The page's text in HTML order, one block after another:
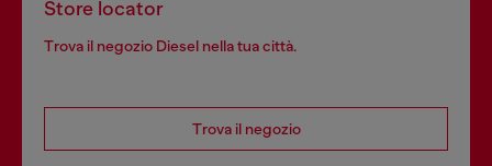
Store locator
Trova il negozio Diesel nella tua città.
Trova il negozio